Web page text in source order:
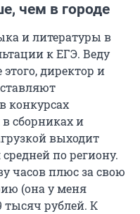
чем в городе
и литературы в
к ЕГЭ. Веду
директор и
конкурсах
в сборниках и
выходит
по региону.
часов плюс за свою
(она у меня
рублей. К